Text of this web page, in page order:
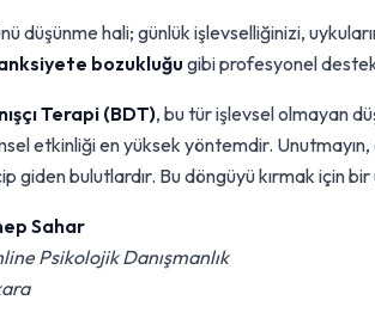
düşünme hali; günlük işlevselliğinizi,
bozukluğu gibi profesyonel
Terapi (BDT), bu tür işlevsel olmayan
etkinliği en yüksek yöntemdir.
giden bulutlardır. Bu döngüyü kırmak için
Sahar
Psikolojik Danışmanlık